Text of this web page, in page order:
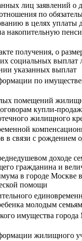
лиц заявлений о
по
в целях уплаты
накопительную
получения, о
социальных выплат
указанных выплат
по
помещений
купли-
жилищного
в связи с рождением
доходе
гражданина и
в городе Москве в
помощи
молодым семьям
имущества
жилищного